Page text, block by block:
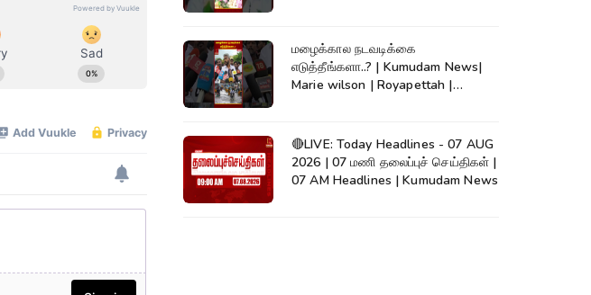
மழைக்கால நடவடிக்கை
எடுத்தீங்களா..? | Kumudam News|
Marie wilson | Royapettah |
🔴LIVE: Today Headlines - 07 AUG
2026 | 07 மணி தலைப்புச் செய்திகள் |
07 AM Headlines | Kumudam News